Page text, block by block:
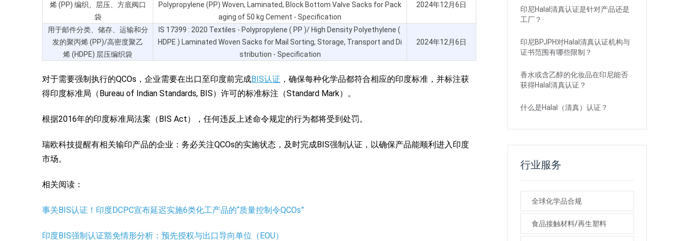
烯 (PP) 编织、层压、方底阀口
袋
Polypropylene (PP) Woven, Laminated, Block Bottom Valve Sacks for Pack
aging of 50 kg Cement - Specification
2024年12月6日
用于邮件分类、储存、运输和分
发的聚丙烯 (PP)/高密度聚乙
烯 (HDPE) 层压编织袋
IS 17399 : 2020 Textiles - Polypropylene ( PP )/ High Density Polyethylene (
HDPE ) Laminated Woven Sacks for Mail Sorting, Storage, Transport and Di
stribution - Specification
2024年12月6日
对于需要强制执行的QCOs，企业需要在出口至印度前完成BIS认证 ，确保每种化学品都符合相应的印度标准，并标注获
得印度标准局（Bureau of Indian Standards, BIS）许可的标准标注（Standard Mark）。
根据2016年的印度标准局法案（BIS Act），任何违反上述命令规定的行为都将受到处罚。
瑞欧科技提醒有相关输印产品的企业：务必关注QCOs的实施状态，及时完成BIS强制认证，以确保产品能顺利进入印度
市场。
相关阅读：
事关BIS认证！印度DCPC宣布延迟实施6类化工产品的“质量控制令QCOs”
印度BIS强制认证豁免情形分析：预先授权与出口导向单位（EOU）
印尼Halal清真认证是针对产品还是
工厂？
印尼BPJPH对Halal清真认证机构与
证书范围有哪些限制？
香水或含乙醇的化妆品在印尼能否
获得Halal清真认证？
什么是Halal（清真）认证？
行业服务
全球化学品合规
食品接触材料/再生塑料